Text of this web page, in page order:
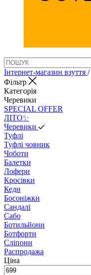
Інтернет-магазин взуття /
Фільтр
Категорія
Черевики
SPECIAL OFFER
ЛІТО✨
Черевики
Туфлі
Туфлі човник
Чоботи
Балетки
Лофери
Кросівки
Кеди
Босоніжки
Сандалі
Сабо
Ботильйони
Ботфорти
Сліпони
Распродажа
Ціна